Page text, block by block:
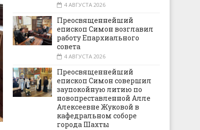
4 АВГУСТА 2026
Преосвященнейший
епископ Симон возглавил
работу Епархиального
совета
4 АВГУСТА 2026
Преосвященнейший
епископ Симон совершил
заупокойную литию по
новопреставленной Алле
Алексеевне Жуковой в
кафедральном соборе
города Шахты